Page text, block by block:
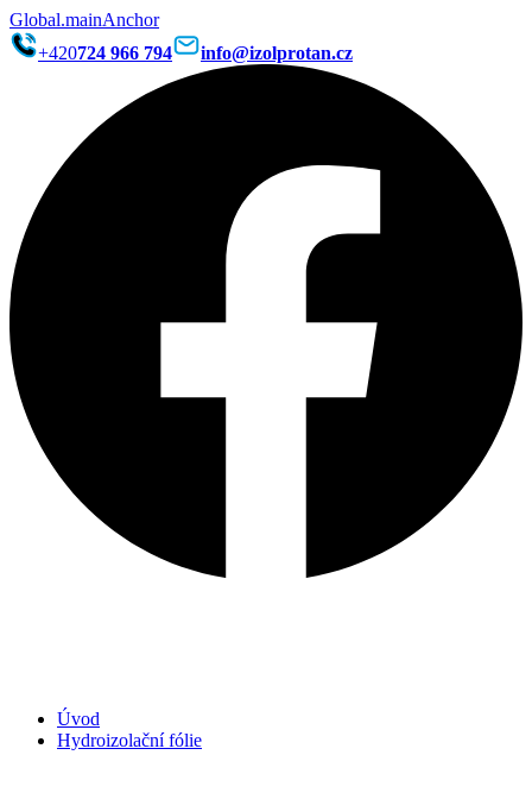
Global.mainAnchor
+420724 966 794 info@izolprotan.cz
Úvod
Hydroizolační fólie